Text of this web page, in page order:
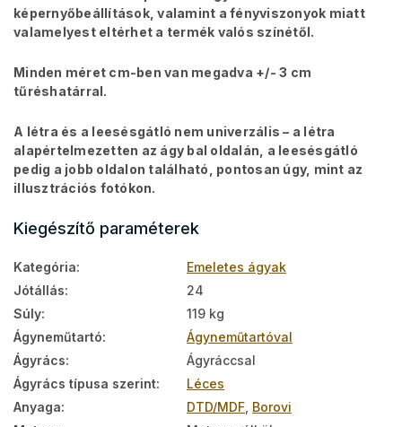
képernyőbeállítások, valamint a fényviszonyok miatt
valamelyest eltérhet a termék valós színétől.
Minden méret cm-ben van megadva +/- 3 cm
tűréshatárral.
A létra és a leesésgátló nem univerzális – a létra
alapértelmezetten az ágy bal oldalán, a leesésgátló
pedig a jobb oldalon található, pontosan úgy, mint az
illusztrációs fotókon.
Kiegészítő paraméterek
Kategória:
Emeletes ágyak
Jótállás:
24
Súly:
119 kg
Ágyneműtartó:
Ágyneműtartóval
Ágyrács:
Ágyráccsal
Ágyrács típusa szerint:
Léces
Anyaga: DTD/MDF Borovi